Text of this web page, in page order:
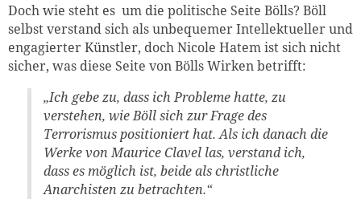
Doch wie steht es um die politische Seite Bölls? Böll
selbst verstand sich als unbequemer Intellektueller und
engagierter Künstler, doch Nicole Hatem ist sich nicht
sicher, was diese Seite von Bölls Wirken betrifft:
„Ich gebe zu, dass ich Probleme hatte, zu
verstehen, wie Böll sich zur Frage des
Terrorismus positioniert hat. Als ich danach die
Werke von Maurice Clavel las, verstand ich,
dass es möglich ist, beide als christliche
Anarchisten zu betrachten.“